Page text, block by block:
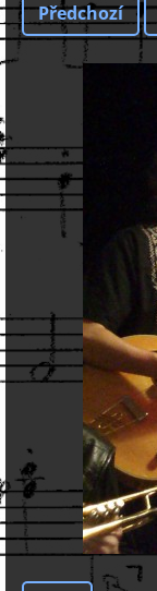
Předchozí